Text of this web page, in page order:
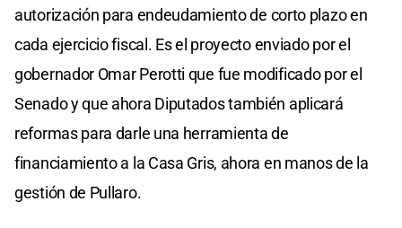
autorización para endeudamiento de corto plazo en
cada ejercicio fiscal. Es el proyecto enviado por el
gobernador Omar Perotti que fue modificado por el
Senado y que ahora Diputados también aplicará
reformas para darle una herramienta de
financiamiento a la Casa Gris, ahora en manos de la
gestión de Pullaro.